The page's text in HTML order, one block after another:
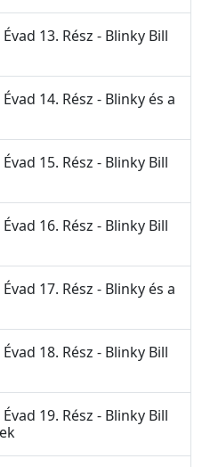
13. Rész - Blinky Bill
14. Rész - Blinky és a
15. Rész - Blinky Bill
16. Rész - Blinky Bill
17. Rész - Blinky és a
18. Rész - Blinky Bill
19. Rész - Blinky Bill